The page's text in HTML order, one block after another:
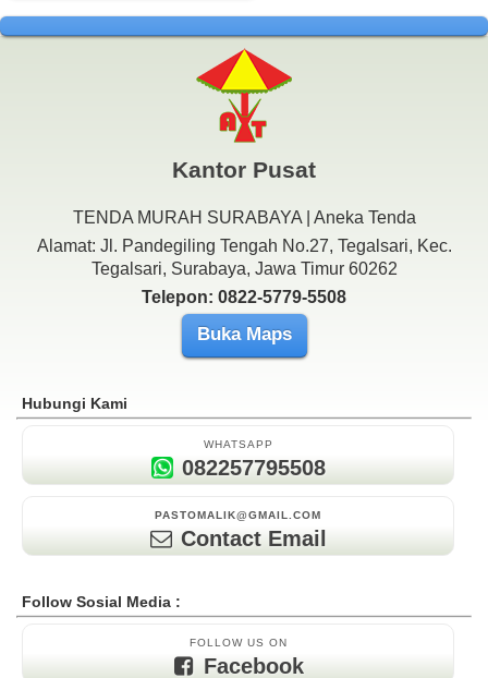
Kantor Pusat
TENDA MURAH SURABAYA | Aneka Tenda
Alamat: Jl. Pandegiling Tengah No.27, Tegalsari, Kec.
Tegalsari, Surabaya, Jawa Timur 60262
Telepon: 0822-5779-5508
Buka Maps
Hubungi Kami
WHATSAPP
082257795508
PASTOMALIK@GMAIL.COM
Contact Email
Follow Sosial Media :
FOLLOW US ON
Facebook